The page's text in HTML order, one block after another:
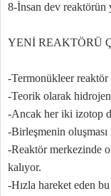
8-İnsan dev reaktörün
YENİ REAKTÖRÜ
-Termonükleer reaktör
-Teorik olarak
-Ancak her iki izotop
-Birleşmenin
-Reaktör merkezinde
kalıyor.
-Hızla hareket eden